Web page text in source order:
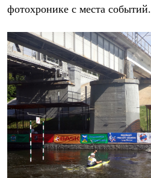
фотохронике с места событий.